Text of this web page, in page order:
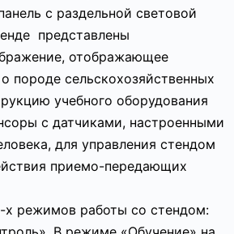
с раздельной световой
представлены
отображающее
породе сельскохозяйственных
учебного оборудования
с датчиками, настроенными
для управления стендом
приемо-передающих
режимов работы со стендом: